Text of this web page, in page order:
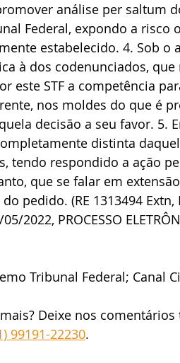
análise per saltum
Federal, expondo a risco
estabelecido. 4. Sob o
à dos codenunciados,
este STF a competência
nos moldes do que é
decisão a seu favor. 5.
distinta
tendo respondido a ação
que se falar em
pedido. (RE 1313494 Extn,
2022, PROCESSO
Tribunal Federal; Canal
Deixe nos
99191-22230.